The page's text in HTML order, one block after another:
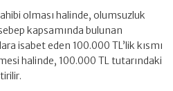
olması halinde, olumsuzluk
kapsamında bulunan
isabet eden 100.000 TL’lik kısmı
halinde, 100.000 TL tutarındaki